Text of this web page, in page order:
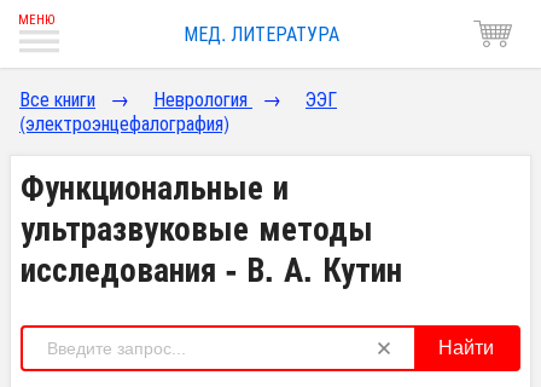
МЕД. ЛИТЕРАТУРА
Все книги → Неврология →
ЭЭГ
(электроэнцефалография)
Функциональные и
ультразвуковые методы
исследования - В. А. Кутин
Найти